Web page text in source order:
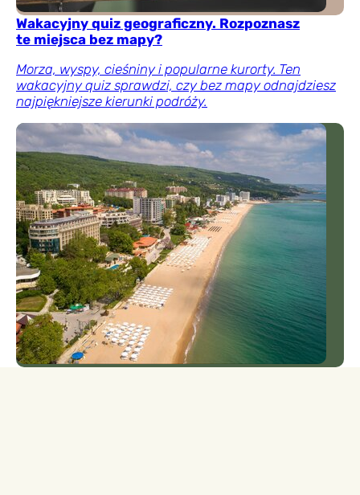
Wakacyjny quiz geograficzny. Rozpoznasz
te miejsca bez mapy?
Morza, wyspy, cieśniny i popularne kurorty. Ten
wakacyjny quiz sprawdzi, czy bez mapy odnajdziesz
najpiękniejsze kierunki podróży.